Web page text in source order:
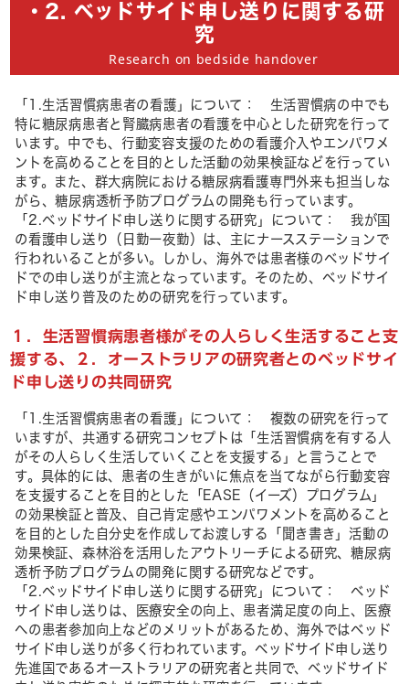
・2. ベッドサイド申し送りに関する研
究
Research on bedside handover
「1.生活習慣病患者の看護」について： 生活習慣病の中でも
特に糖尿病患者と腎臓病患者の看護を中心とした研究を行って
います。中でも、行動変容支援のための看護介入やエンパワメ
ントを高めることを目的とした活動の効果検証などを行ってい
ます。また、群大病院における糖尿病看護専門外来も担当しな
がら、糖尿病透析予防プログラムの開発も行っています。
「2.ベッドサイド申し送りに関する研究」について： 我が国
の看護申し送り（日勤ー夜勤）は、主にナースステーションで
行われいることが多い。しかし、海外では患者様のベッドサイ
ドでの申し送りが主流となっています。そのため、ベッドサイ
ド申し送り普及のための研究を行っています。
１．生活習慣病患者様がその人らしく生活すること支
援する、２．オーストラリアの研究者とのベッドサイ
ド申し送りの共同研究
「1.生活習慣病患者の看護」について： 複数の研究を行って
いますが、共通する研究コンセプトは「生活習慣病を有する人
がその人らしく生活していくことを支援する」と言うことで
す。具体的には、患者の生きがいに焦点を当てながら行動変容
を支援することを目的とした「EASE（イーズ）プログラム」
の効果検証と普及、自己肯定感やエンパワメントを高めること
を目的とした自分史を作成してお渡しする「聞き書き」活動の
効果検証、森林浴を活用したアウトリーチによる研究、糖尿病
透析予防プログラムの開発に関する研究などです。
「2.ベッドサイド申し送りに関する研究」について： ベッド
サイド申し送りは、医療安全の向上、患者満足度の向上、医療
への患者参加向上などのメリットがあるため、海外ではベッド
サイド申し送りが多く行われています。ベッドサイド申し送り
先進国であるオーストラリアの研究者と共同で、ベッドサイド